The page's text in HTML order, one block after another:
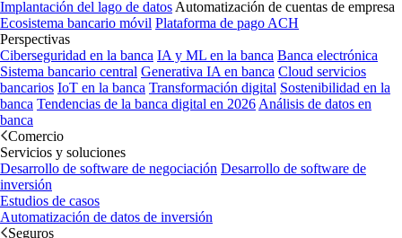
Implantación del lago de datos Automatización de cuentas de empresa
Ecosistema bancario móvil Plataforma de pago ACH
Perspectivas
Ciberseguridad en la banca IA y ML en la banca Banca electrónica
Sistema bancario central Generativa IA en banca Cloud servicios
bancarios IoT en la banca Transformación digital Sostenibilidad en la
banca Tendencias de la banca digital en 2026 Análisis de datos en
banca
Comercio
Servicios y soluciones
Desarrollo de software de negociación Desarrollo de software de
inversión
Estudios de casos
Automatización de datos de inversión
Seguros